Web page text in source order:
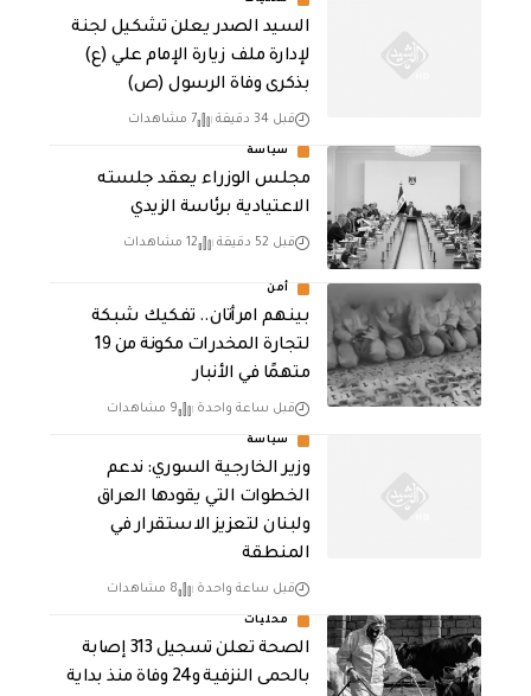
السيد الصدر يعلن تشكيل لجنة
لإدارة ملف زيارة الإمام علي (ع)
بذكرى وفاة الرسول (ص)
قبل 34 دقيقة 7 مشاهدات
سياسة
مجلس الوزراء يعقد جلسته
الاعتيادية برئاسة الزيدي
قبل 52 دقيقة 12 مشاهدات
أمن
بينهم امرأتان.. تفكيك شبكة
لتجارة المخدرات مكونة من 19
متهمًا في الأنبار
قبل ساعة واحدة 9 مشاهدات
سياسة
وزير الخارجية السوري: ندعم
الخطوات التي يقودها العراق
ولبنان لتعزيز الاستقرار في
المنطقة
قبل ساعة واحدة 8 مشاهدات
محليات
الصحة تعلن تسجيل 313 إصابة
بالحمى النزفية و24 وفاة منذ بداية